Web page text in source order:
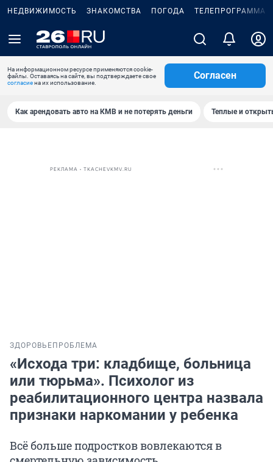
НЕДВИЖИМОСТЬ ЗНАКОМСТВА ПОГОДА ТЕЛЕПРОГРАММА
На информационном ресурсе применяются cookie-
файлы. Оставаясь на сайте, вы подтверждаете свое
согласиена их использование.
Согласен
Как арендовать авто на КМВ и не потерять деньги Теплые и
РЕКЛАМА • TKACHEVKMV.RU
ЗДОРОВЬЕ ПРОБЛЕМА
«Исхода три: кладбище, больница
или тюрьма». Психолог из
реабилитационного центра назвала
признаки наркомании у ребенка
Всё больше подростков вовлекаются в